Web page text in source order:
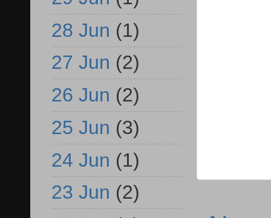
28 Jun (1)
27 Jun (2)
26 Jun (2)
25 Jun (3)
24 Jun (1)
23 Jun (2)